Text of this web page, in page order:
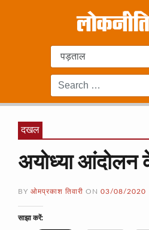
दखल
अयोध्या
BY ओमप्रकाश तिवारी ON 03/08/2020
साझा करें: